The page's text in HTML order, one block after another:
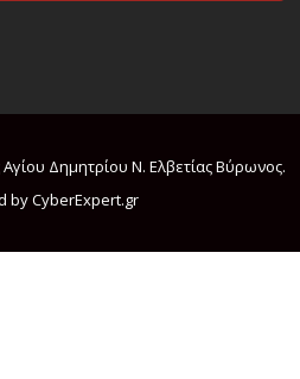
Δημητρίου Ν. Ελβετίας Βύρωνος.
by CyberExpert.gr